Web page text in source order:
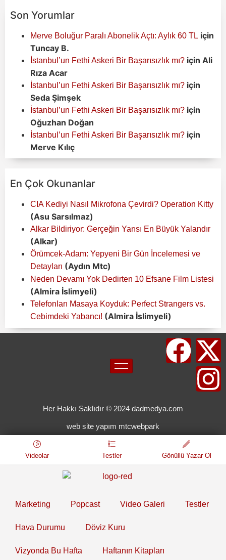
Son Yorumlar
Merve Boluğur Paralı Abonelik Açtı: Aylık 60 TL için
Tuncay B.
İstanbul’un Fethi Askeri Bir Başarısızlık mı? için Ali
Rıza Acar
İstanbul’un Fethi Askeri Bir Başarısızlık mı? için
Seda Şimşek
İstanbul’un Fethi Askeri Bir Başarısızlık mı? için
Oğuzhan Doğan
İstanbul’un Fethi Askeri Bir Başarısızlık mı? için
Merve Kılıç
En Çok Okunanlar
CIA Kediyi Nasıl Mikrofona Çevirdi? Operation Kitty
(Asu Sarsılmaz)
Alkar Bildiriyor: Gerçeğin Yarısı En Büyük Yalandır
(Alkar)
Örümcek-Adam: Yepyeni Bir Gün İncelemesi ve
Detayları (Aydın Mtc)
Neden Devamı Yok Dedirten 10 Efsane Film Listesi
(Almira İslimyeli)
Telefonları Masaya Koyduk: Perfect Strangers vs.
Cebimdeki Yabancı! (Almira İslimyeli)
Her Hakkı Saklıdır © 2024 dadmedya.com
web site yapım mtcwebpark
Videolar Testler Gönüllü Yazar Ol
Marketing Popcast Video Galeri Testler
Hava Durumu Döviz Kuru
Vizyonda Bu Hafta Haftanın Kitapları